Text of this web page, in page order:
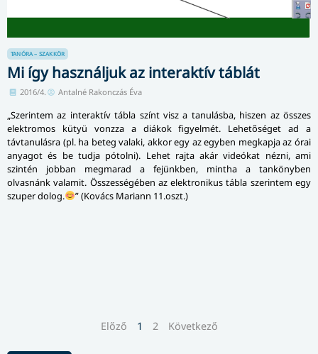
TANÓRA – SZAKKÖR
Mi így használjuk az interaktív táblát
2016/4. Antalné Rakonczás Éva
„Szerintem az interaktív tábla színt visz a tanulásba, hiszen az összes
elektromos kütyü vonzza a diákok figyelmét. Lehetőséget ad a
távtanulásra (pl. ha beteg valaki, akkor egy az egyben megkapja az órai
anyagot és be tudja pótolni). Lehet rajta akár videókat nézni, ami
szintén jobban megmarad a fejünkben, mintha a tankönyben
olvasnánk valamit. Összességében az elektronikus tábla szerintem egy
szuper dolog.
” (Kovács Mariann 11.oszt.)
Előző 1 2 Következő